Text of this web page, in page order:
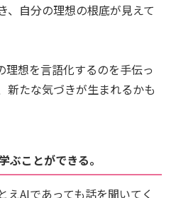
、自分の理想の根底が見えて
理想を言語化するのを手伝っ
新たな気づきが生まれるかも
ぶことができる。
AIであっても話を聞いてく